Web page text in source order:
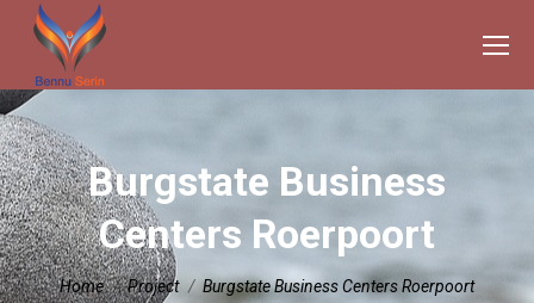
Burgstate Business
Centers Roerpoort
Je bent hier:
Home Project Burgstate Business Centers Roerpoort